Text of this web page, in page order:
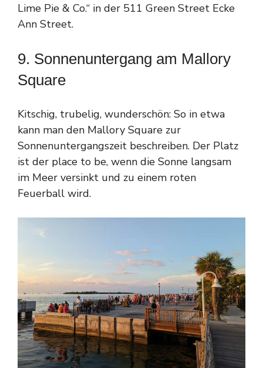
Lime Pie & Co.“ in der 511 Green Street Ecke
Ann Street.
9. Sonnenuntergang am Mallory
Square
Kitschig, trubelig, wunderschön: So in etwa
kann man den Mallory Square zur
Sonnenuntergangszeit beschreiben. Der Platz
ist der place to be, wenn die Sonne langsam
im Meer versinkt und zu einem roten
Feuerball wird.